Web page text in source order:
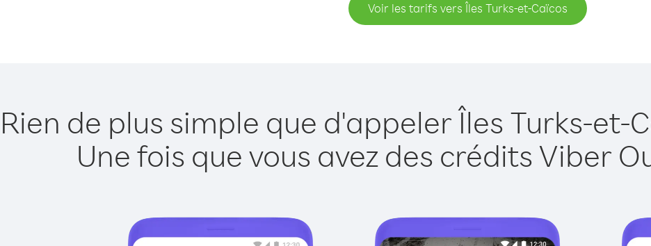
Voir les tarifs vers Îles Turks-et-Caïcos
Rien de plus simple que d'appeler Îles Turks-et-
Une fois que vous avez des crédits Viber